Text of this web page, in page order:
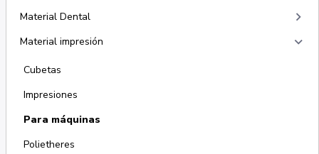
Material Dental
keyboard_arrow_right
Material impresión keyboard_arrow_right
Cubetas
Impresiones
Para máquinas
Polietheres